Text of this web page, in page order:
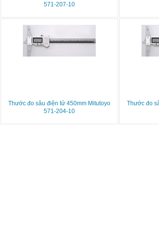
571-207-10
Thước đo sâu điện tử 450mm Mitutoyo
571-204-10
Thước đo